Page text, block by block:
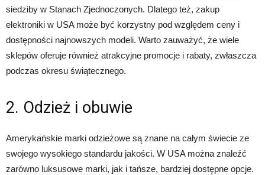
siedziby w Stanach Zjednoczonych. Dlatego też, zakup
elektroniki w USA może być korzystny pod względem ceny i
dostępności najnowszych modeli. Warto zauważyć, że wiele
sklepów oferuje również atrakcyjne promocje i rabaty, zwłaszcza
podczas okresu świątecznego.
2. Odzież i obuwie
Amerykańskie marki odzieżowe są znane na całym świecie ze
swojego wysokiego standardu jakości. W USA można znaleźć
zarówno luksusowe marki, jak i tańsze, bardziej dostępne opcje.